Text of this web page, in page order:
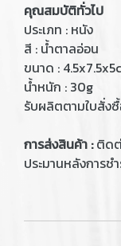
คุณสมบัติทั่วไป
ประเภท : หนัง
สี : น้ำตาลอ่อน
ขนาด :
น้ำหนัก : 30g
รับผลิตตามใบสั่งซื้
การส่งสินค้า :ติดต่
ประมานหลังการชำ